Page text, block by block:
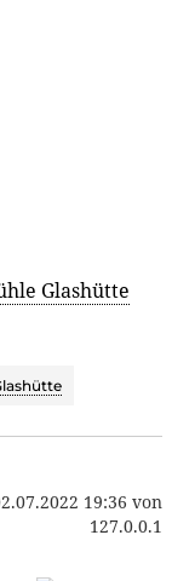
Glashütte
19:36 von
127.0.0.1